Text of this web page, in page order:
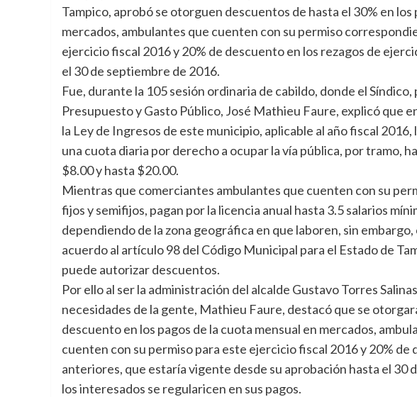
Tampico, aprobó se otorguen descuentos de hasta el 30% en los
mercados, ambulantes que cuenten con su permiso
ejercicio fiscal 2016 y 20% de descuento en los rezagos de
el 30 de septiembre de 2016.
Fue, durante la 105 sesión ordinaria de cabildo, donde el
Presupuesto y Gasto Público, José Mathieu Faure, explicó que
la Ley de Ingresos de este municipio, aplicable al año fiscal
una cuota diaria por derecho a ocupar la vía pública, por tramo,
$8.00 y hasta $20.00.
Mientras que comerciantes ambulantes que cuenten con su
fijos y semifijos, pagan por la licencia anual hasta 3.5 salarios
dependiendo de la zona geográfica en que laboren, sin
acuerdo al artículo 98 del Código Municipal para el Estado de
puede autorizar descuentos.
Por ello al ser la administración del alcalde Gustavo Torres
necesidades de la gente, Mathieu Faure, destacó que se
descuento en los pagos de la cuota mensual en mercados,
cuenten con su permiso para este ejercicio fiscal 2016 y 20%
anteriores, que estaría vigente desde su aprobación hasta el 30
los interesados se regularicen en sus pagos.